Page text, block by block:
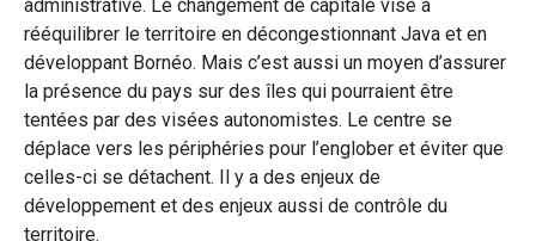
administrative. Le changement de capitale vise à
rééquilibrer le territoire en décongestionnant Java et en
développant Bornéo. Mais c’est aussi un moyen d’assurer
la présence du pays sur des îles qui pourraient être
tentées par des visées autonomistes. Le centre se
déplace vers les périphéries pour l’englober et éviter que
celles-ci se détachent. Il y a des enjeux de
développement et des enjeux aussi de contrôle du
territoire.